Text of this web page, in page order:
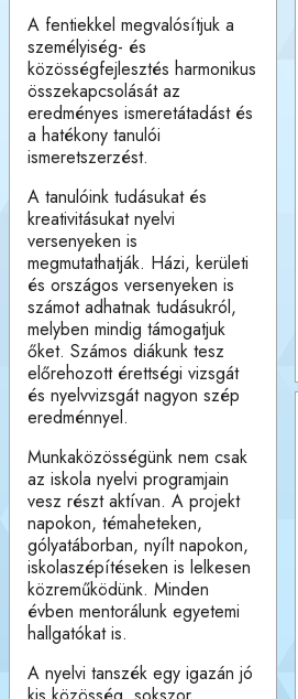
A fentiekkel megvalósítjuk a
személyiség- és
közösségfejlesztés harmonikus
összekapcsolását az
eredményes ismeretátadást és
a hatékony tanulói
ismeretszerzést.
A tanulóink tudásukat és
kreativitásukat nyelvi
versenyeken is
megmutathatják. Házi, kerületi
és országos versenyeken is
számot adhatnak tudásukról,
melyben mindig támogatjuk
őket. Számos diákunk tesz
előrehozott érettségi vizsgát
és nyelvvizsgát nagyon szép
eredménnyel.
Munkaközösségünk nem csak
az iskola nyelvi programjain
vesz részt aktívan. A projekt
napokon, témaheteken,
gólyatáborban, nyílt napokon,
iskolaszépítéseken is lelkesen
közreműködünk. Minden
évben mentorálunk egyetemi
hallgatókat is.
A nyelvi tanszék egy igazán jó